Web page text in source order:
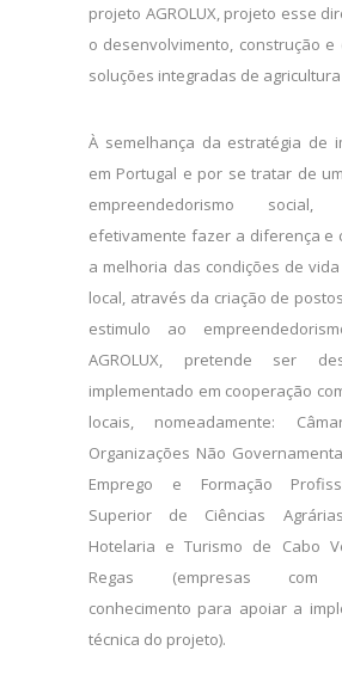
projeto AGROLUX, projeto esse
o desenvolvimento, construção e
soluções integradas de
À semelhança da estratégia de
em Portugal e por se tratar de
empreendedorismo
efetivamente fazer a diferença e
a melhoria das condições de
local, através da criação de
estimulo ao
AGROLUX, pretende ser
implementado em cooperação
locais, nomeadamente:
Organizações Não
Emprego e Formação
Superior de Ciências
Hotelaria e Turismo de Cabo
Regas (empresas com
conhecimento para apoiar a
técnica do projeto).